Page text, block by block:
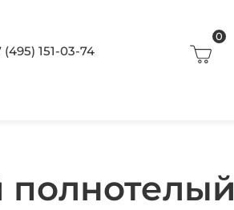
(495) 151-03-74
0
полнотелый